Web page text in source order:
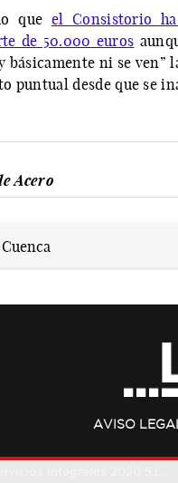
que el Consistorio
de 50.000 euros
ni se ven”
puntual desde que se
Acero
AVISO